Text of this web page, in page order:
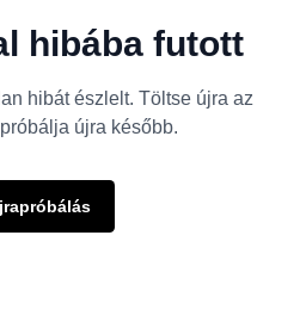
hibába futott
hibát észlelt. Töltse újra az
újra később.